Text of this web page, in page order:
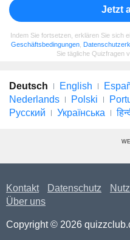
Jetzt
Indem Sie fortsetzen, erklären Sie sich
Geschäftsbedingungen
Sie tägliche Quizfragen
Deutsch English
Nederlands
Polski
Русский
Українська
Kontakt Datenschutz
Über uns
Copyright © 2026